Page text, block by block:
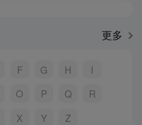
更多
F G H
I
O P Q
R
X Y Z